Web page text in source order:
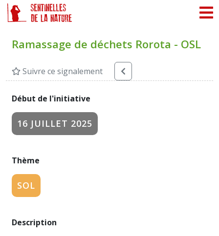
Ramassage de déchets Rorota - OSL
Suivre ce signalement
Début de l'initiative
16 JUILLET 2025
Thème
SOL
Description
Panneau de gestion des cookies